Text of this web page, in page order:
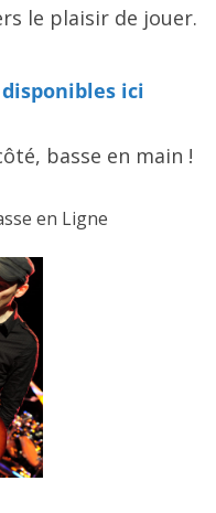
le plaisir de jouer.
ici
basse en main !
en Ligne